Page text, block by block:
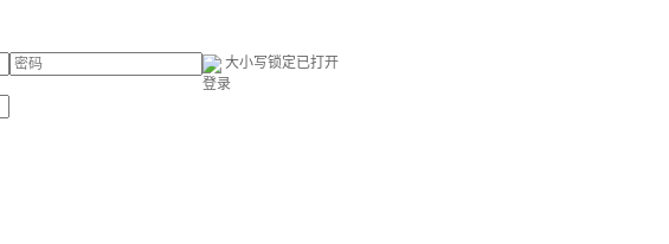
大小写锁定已打开
登录